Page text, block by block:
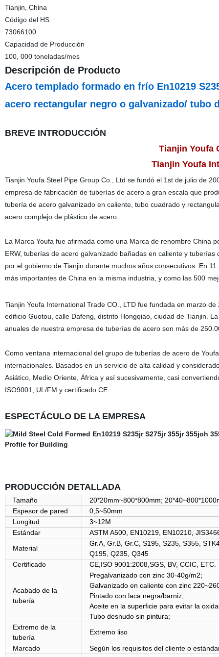
Tianjin, China
Código del HS
73066100
Capacidad de Producción
100, 000 toneladas/mes
Descripción de Producto
Acero templado formado en frío En10219
acero rectangular negro o galvanizado/ tubo
BREVE INTRODUCCIÓN
Tianjin Youfa
Tianjin Youfa
Tianjin Youfa Steel Pipe Group Co., Ltd se fundó el 1st de juliode
empresa de fabricación de tuberías de acero a gran escala que
tubería de acero galvanizado en caliente, tubo cuadrado y
acero complejo de plástico de acero.
La Marca Youfa fue afirmada como una Marca de renombre China
ERW, tuberías de acero galvanizado bañadas en caliente y
por el gobierno de Tianjin durante muchos años consecutivos. En
más importantes de China en la misma industria, y como las 500
Tianjin Youfa International Trade CO., LTD fue fundada en marzo
edificio Guotou, calle Dafeng, distrito Hongqiao, ciudad de Tianjin.
anuales de nuestra empresa de tuberías de acero son más de
Como ventana internacional del grupo de tuberías de acero de
internacionales. Basados en un servicio de alta calidad y
Asiático, Medio Oriente, África y así sucesivamente, casi
ISO9001, UL/FM y certificado CE.
ESPECTÁCULO DE LA EMPRESA
PRODUCCIÓN DETALLADA
Tamaño
20*20mm~800*800mm;
Espesor de pared
0,5~50mm
Longitud
3~12M
Estándar
ASTM A500, EN10219, EN10210,
Material
Gr.A, Gr.B, Gr.C, S195, S235, S355,
Q195, Q235, Q345
Certificado
CE,ISO 9001:2008,SGS, BV, CCIC, ETC.
Acabado de la
tubería
Pregalvanizado con zinc 30-40g/m2;
Galvanizado en caliente con zinc
Pintado con laca negra/barniz;
Aceite en la superficie para evitar la
Tubo desnudo sin pintura;
Extremo de la
tubería
Extremo liso
Marcado Según los requisitos del cliente o